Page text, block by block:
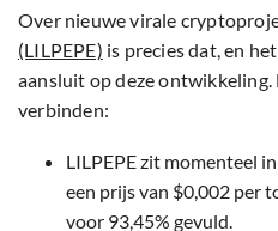
Over nieuwe virale
(LILPEPE) is precies dat, en
aansluit op deze ontwikkeling.
verbinden:
LILPEPE zit momenteel
een prijs van $0,002 per
voor 93,45% gevuld.